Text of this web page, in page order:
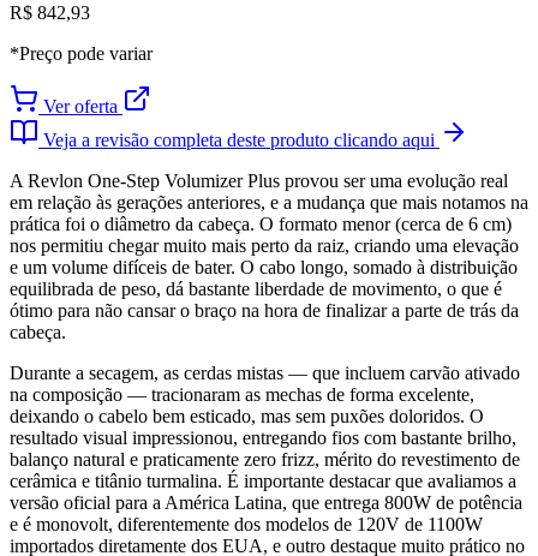
R$ 842,93
*Preço pode variar
Ver oferta
Veja a revisão completa deste produto clicando aqui
A Revlon One-Step Volumizer Plus provou ser uma evolução real
em relação às gerações anteriores, e a mudança que mais notamos na
prática foi o diâmetro da cabeça. O formato menor (cerca de 6 cm)
nos permitiu chegar muito mais perto da raiz, criando uma elevação
e um volume difíceis de bater. O cabo longo, somado à distribuição
equilibrada de peso, dá bastante liberdade de movimento, o que é
ótimo para não cansar o braço na hora de finalizar a parte de trás da
cabeça.
Durante a secagem, as cerdas mistas — que incluem carvão ativado
na composição — tracionaram as mechas de forma excelente,
deixando o cabelo bem esticado, mas sem puxões doloridos. O
resultado visual impressionou, entregando fios com bastante brilho,
balanço natural e praticamente zero frizz, mérito do revestimento de
cerâmica e titânio turmalina. É importante destacar que avaliamos a
versão oficial para a América Latina, que entrega 800W de potência
e é monovolt, diferentemente dos modelos de 120V de 1100W
importados diretamente dos EUA, e outro destaque muito prático no